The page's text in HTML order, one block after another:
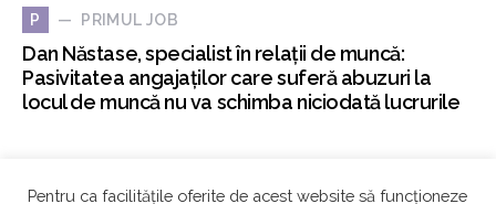
P PRIMUL JOB
Dan Năstase, specialist în relații de muncă:
Pasivitatea angajaților care suferă abuzuri la
locul de muncă nu va schimba niciodată lucrurile
Pentru ca facilitățile oferite de acest website să funcționeze